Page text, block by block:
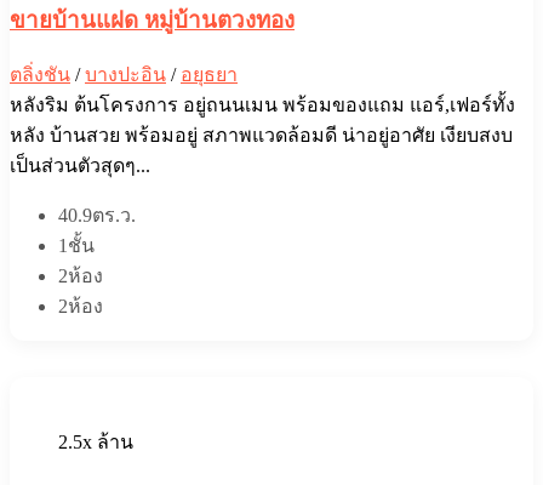
ขายบ้านแฝด หมู่บ้านตวงทอง
ตลิ่งชัน /บางปะอิน / อยุธยา
หลังริม ต้นโครงการ อยู่ถนนเมน พร้อมของแถม แอร์,เฟอร์ทั้ง
หลัง บ้านสวย พร้อมอยู่ สภาพแวดล้อมดี น่าอยู่อาศัย เงียบสงบ
เป็นส่วนตัวสุดๆ...
40.9ตร.ว.
1ชั้น
2ห้อง
2ห้อง
2.5x ล้าน